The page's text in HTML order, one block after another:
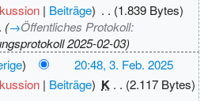
| Beiträge) . . (1.839 Bytes)
(→Öffentliches Protokoll:
2025-02-03)
)
20:48, 3. Feb. 2025
| Beiträge) K . . (2.117 Bytes)